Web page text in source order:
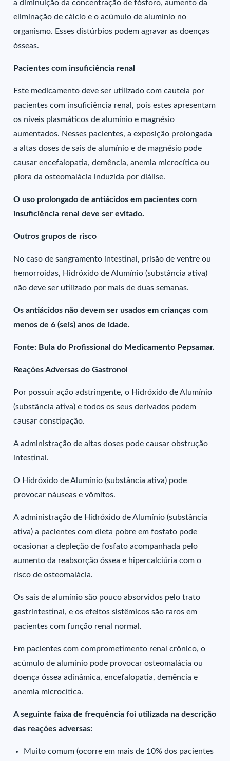
a diminuição da concentração de fósforo, aumento da
eliminação de cálcio e o acúmulo de alumínio no
organismo. Esses distúrbios podem agravar as doenças
ósseas.
Pacientes com insuficiência renal
Este medicamento deve ser utilizado com cautela por
pacientes com insuficiência renal, pois estes apresentam
os níveis plasmáticos de alumínio e magnésio
aumentados. Nesses pacientes, a exposição prolongada
a altas doses de sais de alumínio e de magnésio pode
causar encefalopatia, demência, anemia microcítica ou
piora da osteomalácia induzida por diálise.
O uso prolongado de antiácidos em pacientes com
insuficiência renal deve ser evitado.
Outros grupos de risco
No caso de sangramento intestinal, prisão de ventre ou
hemorroidas, Hidróxido de Alumínio (substância ativa)
não deve ser utilizado por mais de duas semanas.
Os antiácidos não devem ser usados em crianças com
menos de 6 (seis) anos de idade.
Fonte: Bula do Profissional do Medicamento Pepsamar.
Reações Adversas do Gastronol
Por possuir ação adstringente, o Hidróxido de Alumínio
(substância ativa) e todos os seus derivados podem
causar constipação.
A administração de altas doses pode causar obstrução
intestinal.
O Hidróxido de Alumínio (substância ativa) pode
provocar náuseas e vômitos.
A administração de Hidróxido de Alumínio (substância
ativa) a pacientes com dieta pobre em fosfato pode
ocasionar a depleção de fosfato acompanhada pelo
aumento da reabsorção óssea e hipercalciúria com o
risco de osteomalácia.
Os sais de alumínio são pouco absorvidos pelo trato
gastrintestinal, e os efeitos sistêmicos são raros em
pacientes com função renal normal.
Em pacientes com comprometimento renal crônico, o
acúmulo de alumínio pode provocar osteomalácia ou
doença óssea adinâmica, encefalopatia, demência e
anemia microcítica.
A seguinte faixa de frequência foi utilizada na descrição
das reações adversas:
Muito comum (ocorre em mais de 10% dos pacientes